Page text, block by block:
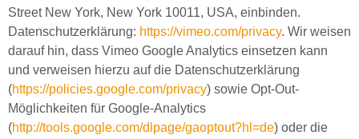
Street New York, New York 10011, USA, einbinden.
Datenschutzerklärung: https://vimeo.com/privacy. Wir weisen
darauf hin, dass Vimeo Google Analytics einsetzen kann
und verweisen hierzu auf die Datenschutzerklärung
(https://policies.google.com/privacy) sowie Opt-Out-
Möglichkeiten für Google-Analytics
(http://tools.google.com/dlpage/gaoptout?hl=de) oder die